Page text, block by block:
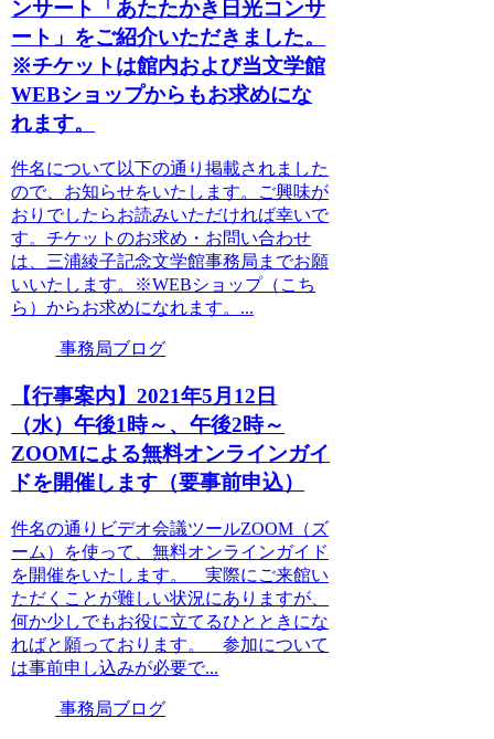
ンサート「あたたかき日光コンサ
ート」をご紹介いただきました。
※チケットは館内および当文学館
WEBショップからもお求めにな
れます。
件名について以下の通り掲載されました
ので、お知らせをいたします。ご興味が
おりでしたらお読みいただければ幸いで
す。チケットのお求め・お問い合わせ
は、三浦綾子記念文学館事務局までお願
いいたします。※WEBショップ（こち
ら）からお求めになれます。...
事務局ブログ
【行事案内】2021年5月12日
（水）午後1時～、午後2時～
ZOOMによる無料オンラインガイ
ドを開催します（要事前申込）
件名の通りビデオ会議ツールZOOM（ズ
ーム）を使って、無料オンラインガイド
を開催をいたします。 実際にご来館い
ただくことが難しい状況にありますが、
何か少しでもお役に立てるひとときにな
ればと願っております。 参加について
は事前申し込みが必要で...
事務局ブログ